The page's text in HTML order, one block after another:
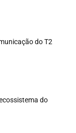
do T2
do